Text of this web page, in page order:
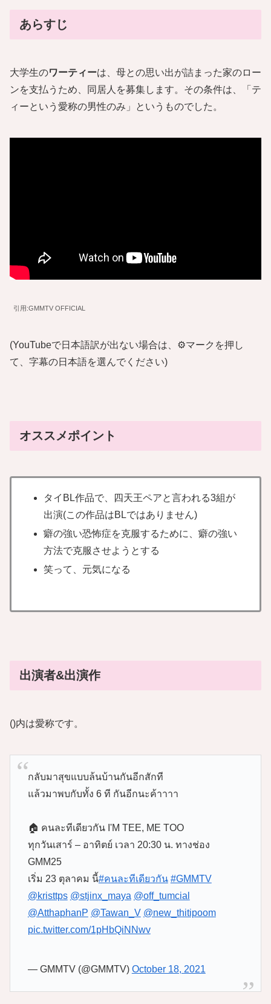
あらすじ
大学⽣のワーティーは、母との思い出が詰まった家のロー
ンを支払うため、同居人を募集します。その条件は、「テ
ィーという愛称の男性のみ」というものでした。
引用:GMMTV OFFICIAL
(YouTubeで日本語訳が出ない場合は、⚙️マークを押し
て、字幕の日本語を選んでください)
オススメポイント
タイBL作品で、四天王ペアと言われる3組が
出演(この作品はBLではありません)
癖の強い恐怖症を克服するために、癖の強い
方法で克服させようとする
笑って、元気になる
出演者&出演作
()内は愛称です。
กลับมาสุขแบบล้นบ้านกันอีกสักที
แล้วมาพบกับทั้ง 6 ที กันอีกนะค้าาาา
🏠 คนละทีเดียวกัน I'M TEE, ME TOO
ทุกวันเสาร์ – อาทิตย์ เวลา 20:30 น. ทางช่อง
GMM25
เริ่ม 23 ตุลาคม นี้#คนละทีเดียวกัน #GMMTV
@kristtps @stjinx_maya @off_tumcial
@AtthaphanP @Tawan_V @new_thitipoom
pic.twitter.com/1pHbQiNNwv
— GMMTV (@GMMTV) October 18, 2021